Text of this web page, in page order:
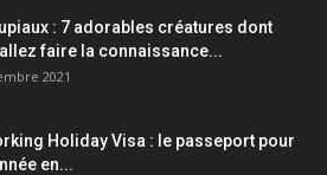
: 7 adorables créatures dont
faire la connaissance...
2021
Holiday Visa : le passeport pour
en...